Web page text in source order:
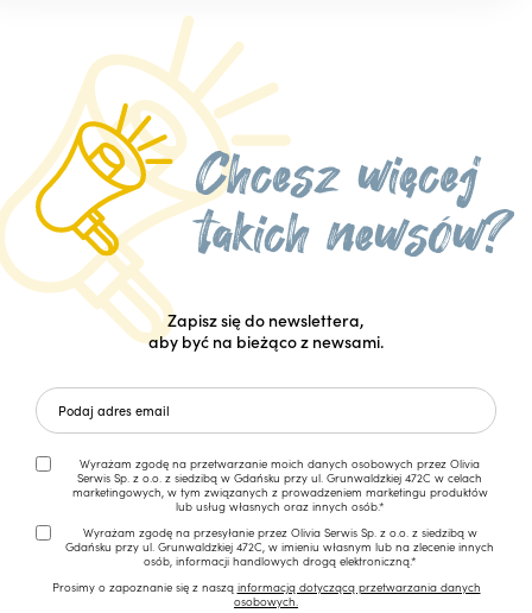
Zapisz się do newslettera,
aby być na bieżąco z newsami.
Wyrażam zgodę na przetwarzanie moich danych osobowych przez Olivia
Serwis Sp. z o.o. z siedzibą w Gdańsku przy ul. Grunwaldzkiej 472C w celach
marketingowych, w tym związanych z prowadzeniem marketingu produktów
lub usług własnych oraz innych osób.*
Wyrażam zgodę na przesyłanie przez Olivia Serwis Sp. z o.o. z siedzibą w
Gdańsku przy ul. Grunwaldzkiej 472C, w imieniu własnym lub na zlecenie innych
osób, informacji handlowych drogą elektroniczną.*
Prosimy o zapoznanie się z naszą informacją dotyczącą przetwarzania danych
osobowych.